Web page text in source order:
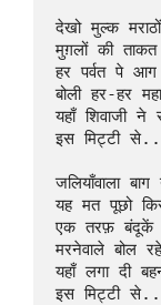
देखो मुल्क
मुग़लों की
हर पर्वत पे
बोली हर-हर
यहाँ शिवाजी
इस मिट्टी
जलियाँवाला
यह मत पूछो
एक तरफ़ बंदूकें
मरनेवाले बोल
यहाँ लगा दी
इस मिट्टी